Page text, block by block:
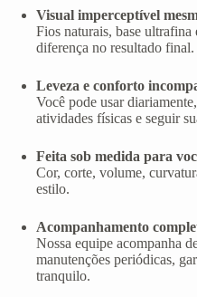
Visual imperceptível
Fios naturais, base ultrafina
diferença no resultado final.
Leveza e conforto
Você pode usar
atividades físicas e seguir
Feita sob medida para
Cor, corte, volume,
estilo.
Acompanhamento
Nossa equipe acompanha
manutenções periódicas,
tranquilo.